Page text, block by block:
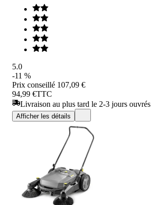
5.0
-11 %
Prix conseillé 107,09 €
94,99 €TTC
Livraison au plus tard le 2-3 jours ouvrés
Afficher les détails